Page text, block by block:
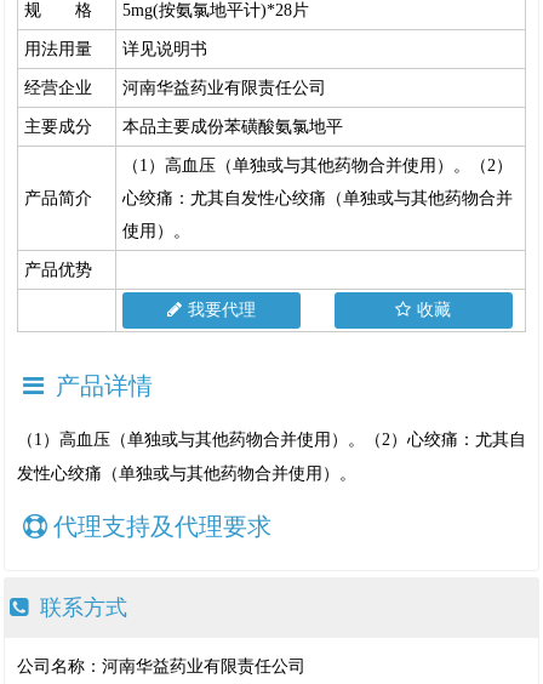
规 格 5mg(按氨氯地平计)*28片
用法用量 详见说明书
经营企业 河南华益药业有限责任公司
主要成分 本品主要成份苯磺酸氨氯地平
产品简介
（1）高血压（单独或与其他药物合并使用）。（2）
心绞痛：尤其自发性心绞痛（单独或与其他药物合并
使用）。
产品优势
我要代理 收藏
产品详情
（1）高血压（单独或与其他药物合并使用）。（2）心绞痛：尤其自
发性心绞痛（单独或与其他药物合并使用）。
代理支持及代理要求
联系方式
公司名称：河南华益药业有限责任公司